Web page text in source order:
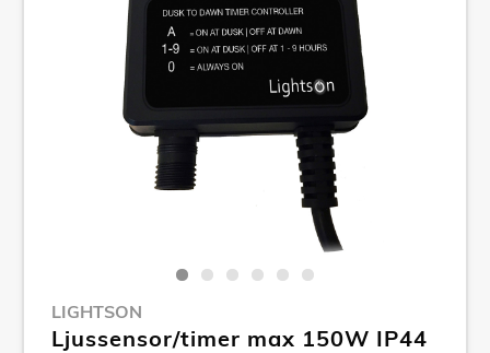
LIGHTSON
Ljussensor/timer max 150W IP44